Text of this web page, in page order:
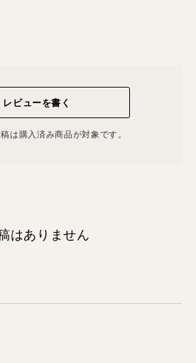
レビューを書く
は購⼊済み商品が対象です。
はありません